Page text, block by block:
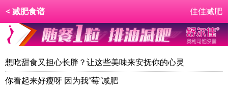
< 减肥食谱 佳佳减肥
想吃甜食又担心长胖？让这些美味来安抚你的心灵
你看起来好瘦呀 因为我“莓”减肥